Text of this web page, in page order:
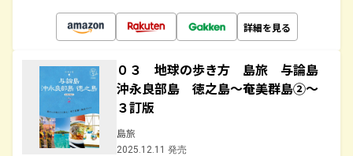
詳細を見る
０３ 地球の歩き方 島旅 与論島
沖永良部島 徳之島～奄美群島②～
３訂版
島旅
2025.12.11 発売